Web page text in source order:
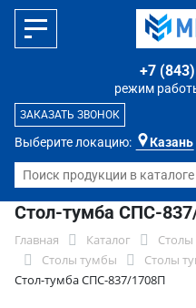
Выберите локацию: Казань
режим
+7
ЗАКАЗАТЬ ЗВОНОК
Стол-тумба СПС-
Главная Каталог Столы
Столы тумбы
Столы
Стол-тумба СПС-837/1708П